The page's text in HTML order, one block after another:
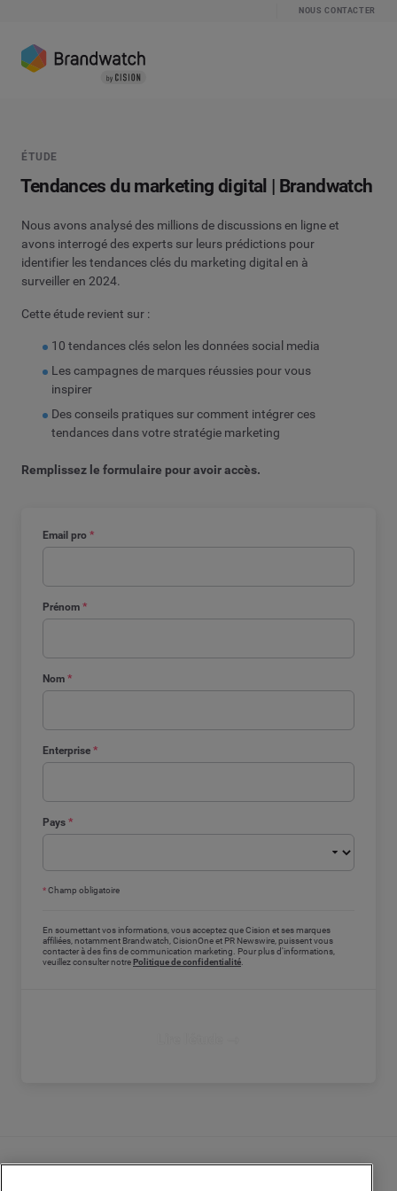
NOUS CONTACTER
Email pro *
Prénom *
Nom *
Enterprise *
Pays *
*Champ obligatoire
En soumettant vos informations, vous acceptez que Cision et ses marques
affiliées, notamment Brandwatch, CisionOne et PR Newswire, puissent vous
contacter à des fins de communication marketing. Pour plus d'informations,
veuillez consulter notrePolitique de confidentialité
ÉTUDE
Tendances du marketing digital | Brandwatch
Nous avons analysé des millions de discussions en ligne et
avons interrogé des experts sur leurs prédictions pour
identifier les tendances clés du marketing digital en à
surveiller en 2024.
Cette étude revient sur :
10 tendances clés selon les données social media
Les campagnes de marques réussies pour vous
inspirer
Des conseils pratiques sur comment intégrer ces
tendances dans votre stratégie marketing
Remplissez le formulaire pour avoir accès.